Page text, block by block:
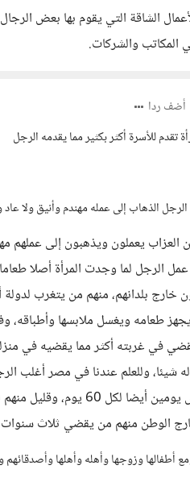
الشاقة التي يقوم بها بعض
والشركات.
أضف ردا
للأسرة أكثر بكثير مما يقدمه الرجل
الرجل الذهاب إلى عمله مهندم وأنيق ولا
العزاب يعملون ويذهبون إلى عملهم
الرجل لما وجدت المرأة أصلا
خارج بلدانهم، منهم من يتغرب
طعامه ويغسل ملابسها
في غربته أكثر مما يقضيه في
شيئا، وللعلم عندنا في مصر أغلب
العمل و10 أيام تزيد يومين
الوطن منهم من يقضي ثلاث
أطفالها وزوجها وأهله وأهلها